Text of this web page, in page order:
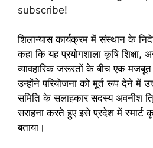
subscribe!
शिलान्यास कार्यक्रम में संस्थान के
कहा कि यह प्रयोगशाला कृषि
व्यावहारिक जरूरतों के बीच एक
उन्होंने परियोजना को मूर्त रूप देने में
समिति के सलाहकार सदस्य अवनीश
सराहना करते हुए इसे प्रदेश में स्मार्ट
बताया।